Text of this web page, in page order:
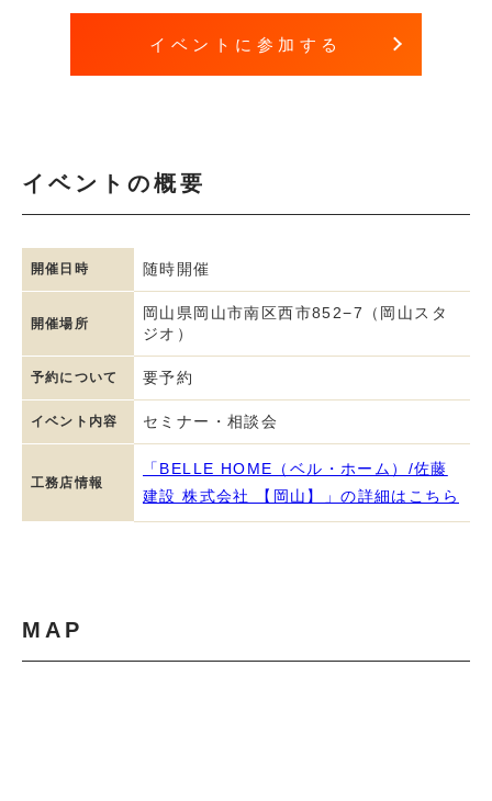
イベントに参加する
イベントの概要
開催日時 随時開催
開催場所
岡山県岡山市南区西市852−7（岡山スタ
ジオ）
予約について 要予約
イベント内容 セミナー・相談会
工務店情報
「BELLE HOME（ベル・ホーム）/佐藤
建設 株式会社 【岡山】」の詳細はこちら
MAP